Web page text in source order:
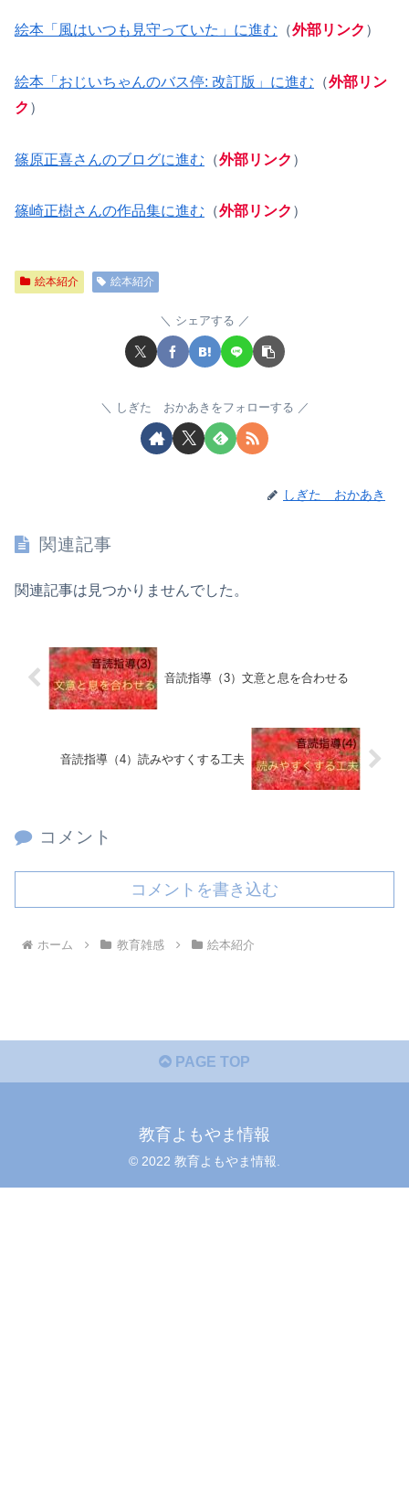
絵本「風はいつも見守っていた」に進む （外部リンク ）
絵本「おじいちゃんのバス停: 改訂版」に進む （外部リン
ク ）
篠原正喜さんのブログに進む （外部リンク ）
篠崎正樹さんの作品集に進む （外部リンク ）
絵本紹介 絵本紹介
シェアする
しぎた おかあきをフォローする
しぎた おかあき
関連記事
関連記事は見つかりませんでした。
音読指導（3）文意と息を合わせる
音読指導（4）読みやすくする工夫
コメント
コメントを書き込む
ホーム 教育雑感 絵本紹介
PAGE TOP
教育よもやま情報
© 2022 教育よもやま情報.